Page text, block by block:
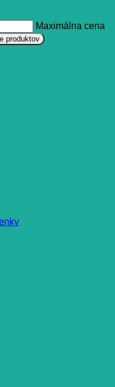
Maximálna cena
produktov